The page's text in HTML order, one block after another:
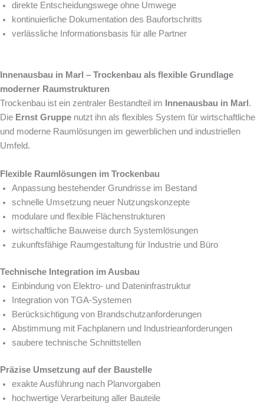
direkte Entscheidungswege ohne Umwege
kontinuierliche Dokumentation des Baufortschritts
verlässliche Informationsbasis für alle Partner
Innenausbau in Marl – Trockenbau als flexible Grundlage
moderner Raumstrukturen
Trockenbau ist ein zentraler Bestandteil im
Innenausbau in Marl .
Die Ernst Gruppe nutzt ihn als flexibles System für wirtschaftliche
und moderne Raumlösungen im gewerblichen und industriellen
Umfeld.
Flexible Raumlösungen im Trockenbau
Anpassung bestehender Grundrisse im Bestand
schnelle Umsetzung neuer Nutzungskonzepte
modulare und flexible Flächenstrukturen
wirtschaftliche Bauweise durch Systemlösungen
zukunftsfähige Raumgestaltung für Industrie und Büro
Technische Integration im Ausbau
Einbindung von Elektro- und Dateninfrastruktur
Integration von TGA-Systemen
Berücksichtigung von Brandschutzanforderungen
Abstimmung mit Fachplanern und Industrieanforderungen
saubere technische Schnittstellen
Präzise Umsetzung auf der Baustelle
exakte Ausführung nach Planvorgaben
hochwertige Verarbeitung aller Bauteile